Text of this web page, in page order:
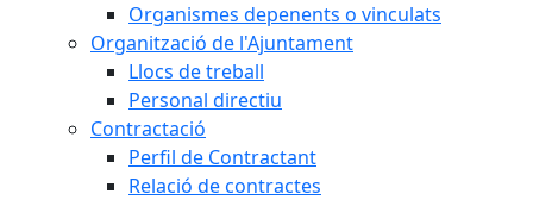
Organismes depenents o vinculats
Organització de l'Ajuntament
Llocs de treball
Personal directiu
Contractació
Perfil de Contractant
Relació de contractes